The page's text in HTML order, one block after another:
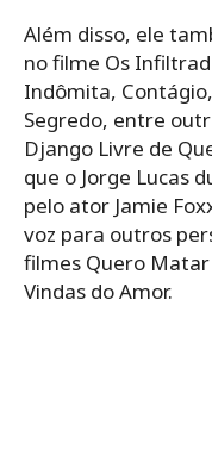
Além disso, ele
no filme Os
Indômita,
Segredo, entre
Django Livre de
que o Jorge Lucas
pelo ator Jamie
voz para outros
filmes Quero
Vindas do Amor.